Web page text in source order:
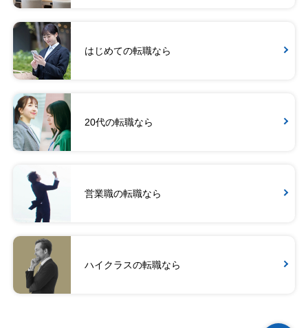
はじめての転職なら
20代の転職なら
営業職の転職なら
ハイクラスの転職なら